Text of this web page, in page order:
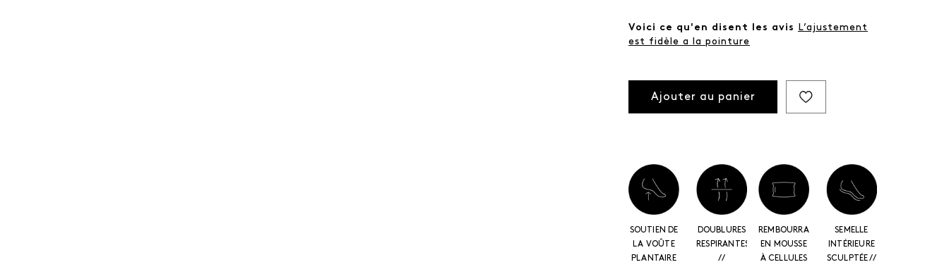
Voici ce qu'en disent les avis L’ajustement
est fidèle a la pointure
Ajouter au panier
SOUTIEN DE
LA VOÛTE
PLANTAIRE
DOUBLURES
RESPIRANTES
//
REMBOURRAGE
EN MOUSSE
À CELLULES
SEMELLE
INTÉRIEURE
SCULPTÉE //